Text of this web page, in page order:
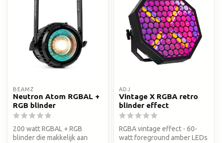
BEAMZ
Neutron Atom RGBAL +
RGB blinder
200 watt RGBAL + RGB
blinder die makkelijk aan
ADJ
Vintage X RGBA retro
blinder effect
RGBA vintage effect - 60-
watt foreground amber LEDs